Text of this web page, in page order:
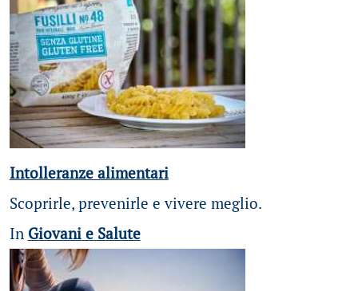
Intolleranze alimentari
Scoprirle, prevenirle e vivere meglio.
In Giovani e Salute